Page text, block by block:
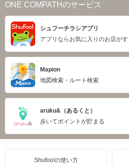
ONE COMPATHのサービス
シュフーチラシアプリ
アプリならお気に入りのお店がす
Mapion
地図検索・ルート検索
aruku&（あるくと）
歩いてポイントが貯まる
Shufoo!の使い方